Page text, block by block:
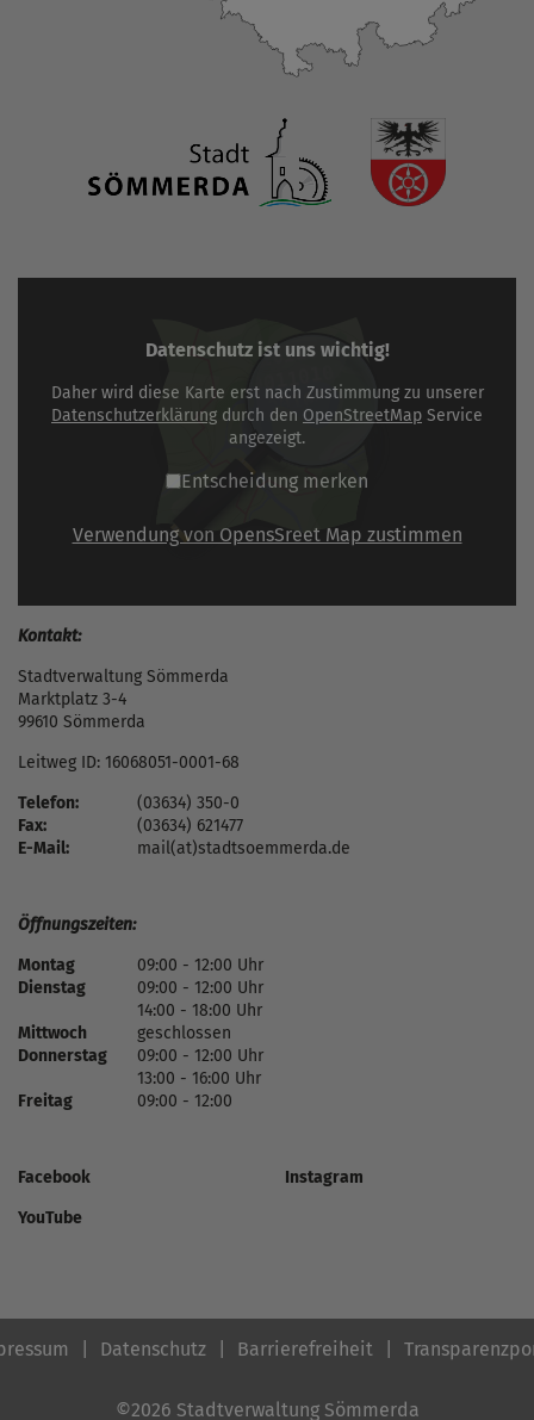
Datenschutz ist uns wichtig!
Daher wird diese Karte erst nach Zustimmung zu unserer
Datenschutzerklärung durch den OpenStreetMap Service
angezeigt.
Entscheidung merken
Verwendung von OpensSreet Map zustimmen
Kontakt:
Stadtverwaltung Sömmerda
Marktplatz 3-4
99610 Sömmerda
Leitweg ID: 16068051-0001-68
Telefon:
(03634) 350-0
Fax:
(03634) 621477
E-Mail:
mail(at)stadtsoemmerda.de
Öffnungszeiten:
Montag
09:00 - 12:00 Uhr
Dienstag
09:00 - 12:00 Uhr
14:00 - 18:00 Uhr
Mittwoch
geschlossen
Donnerstag
09:00 - 12:00 Uhr
13:00 - 16:00 Uhr
Freitag
09:00 - 12:00
Facebook
Instagram
YouTube
Datenschutz Barrierefreiheit
©2026 Stadtverwaltung Sömmerda